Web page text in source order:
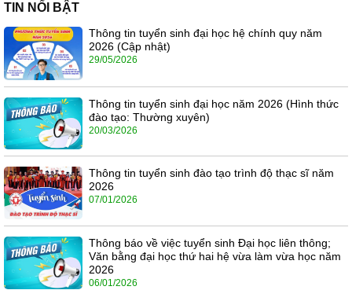
TIN NỔI BẬT
Thông tin tuyển sinh đại học hệ chính quy năm
2026 (Cập nhật)
29/05/2026
Thông tin tuyển sinh đại học năm 2026 (Hình thức
đào tạo: Thường xuyên)
20/03/2026
Thông tin tuyển sinh đào tạo trình độ thạc sĩ năm
2026
07/01/2026
Thông báo về việc tuyển sinh Đại học liên thông;
Văn bằng đại học thứ hai hệ vừa làm vừa học năm
2026
06/01/2026